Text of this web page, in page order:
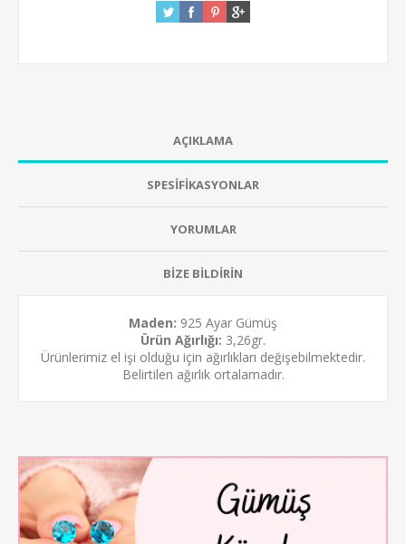
AÇIKLAMA
SPESİFİKASYONLAR
YORUMLAR
BİZE BİLDİRİN
Maden: 925 Ayar Gümüş
Ürün Ağırlığı: 3,26gr.
Ürünlerimiz el işi olduğu için ağırlıkları değişebilmektedir.
Belirtilen ağırlık ortalamadır.